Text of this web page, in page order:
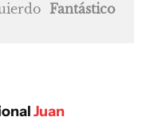
Fantástico
Juan